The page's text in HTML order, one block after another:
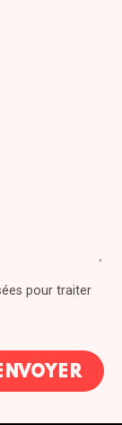
pour traiter